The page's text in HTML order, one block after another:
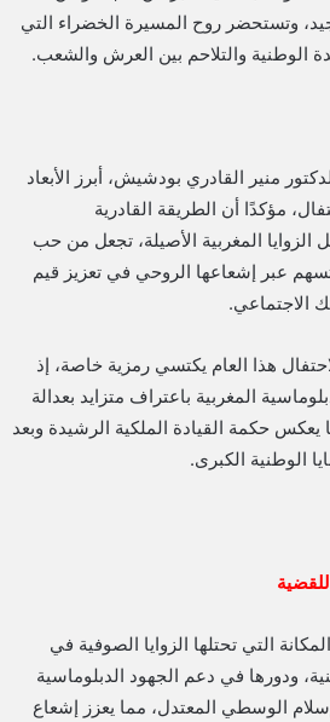
وتستحضر روح المسيرة الخضراء التي
والتلاحم بين العرش والشعب.
منير القادري بودشيش، أبرز الأبعاد
مؤكدًا أن الطريقة القادرية
المغربية الأصيلة، تجعل من حب
عبر إشعاعها الروحي في تعزيز قيم
الاجتماعي.
هذا العام يكتسي رمزية خاصة، إذ
المغربية باعتراف متزايد بعدالة
يعكس حكمة القيادة الملكية الرشيدة وبعد
الوطنية الكبرى.
التي تحتلها الزوايا الصوفية في
ودورها في دعم الجهود الدبلوماسية
الوسطي المعتدل، مما يعزز إشعاع